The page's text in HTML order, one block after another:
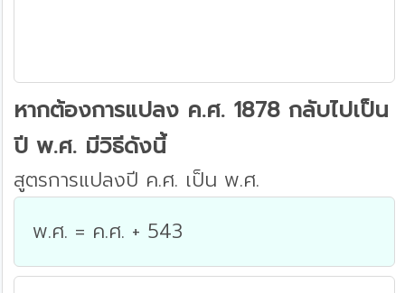
หากต้องการแปลง ค.ศ. 1878 กลับไปเป็น
ปี พ.ศ. มีวิธีดังนี้
สูตรการแปลงปี ค.ศ. เป็น พ.ศ.
พ.ศ. = ค.ศ. + 543